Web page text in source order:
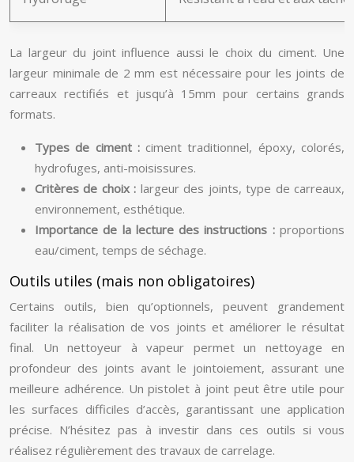
La largeur du joint influence aussi le choix du ciment. Une
largeur minimale de 2 mm est nécessaire pour les joints de
carreaux rectifiés et jusqu’à 15mm pour certains grands
formats.
Types de ciment : ciment traditionnel, époxy, colorés,
hydrofuges, anti-moisissures.
Critères de choix : largeur des joints, type de carreaux,
environnement, esthétique.
Importance de la lecture des instructions : proportions
eau/ciment, temps de séchage.
Outils utiles (mais non obligatoires)
Certains outils, bien qu’optionnels, peuvent grandement
faciliter la réalisation de vos joints et améliorer le résultat
final. Un nettoyeur à vapeur permet un nettoyage en
profondeur des joints avant le jointoiement, assurant une
meilleure adhérence. Un pistolet à joint peut être utile pour
les surfaces difficiles d’accès, garantissant une application
précise. N’hésitez pas à investir dans ces outils si vous
réalisez régulièrement des travaux de carrelage.